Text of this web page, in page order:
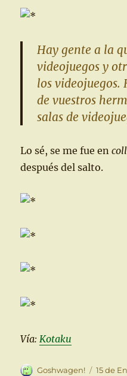
Hay gente a la
videojuegos y
los videojuegos.
de vuestros
salas de
Lo sé, se me fue en
después del salto.
Vía: Kotaku
Autor
Goshwagen! 15 de